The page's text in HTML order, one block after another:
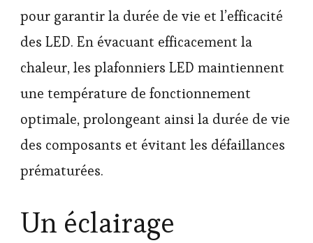
pour garantir la durée de vie et l’efficacité
des LED. En évacuant efficacement la
chaleur, les plafonniers LED maintiennent
une température de fonctionnement
optimale, prolongeant ainsi la durée de vie
des composants et évitant les défaillances
prématurées.
Un éclairage